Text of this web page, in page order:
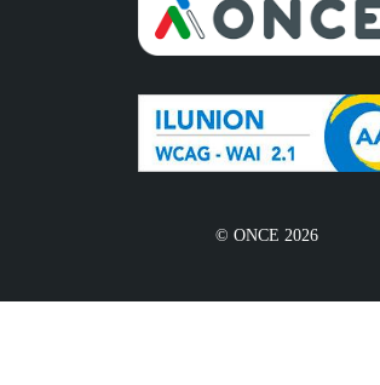
© ONCE 2026